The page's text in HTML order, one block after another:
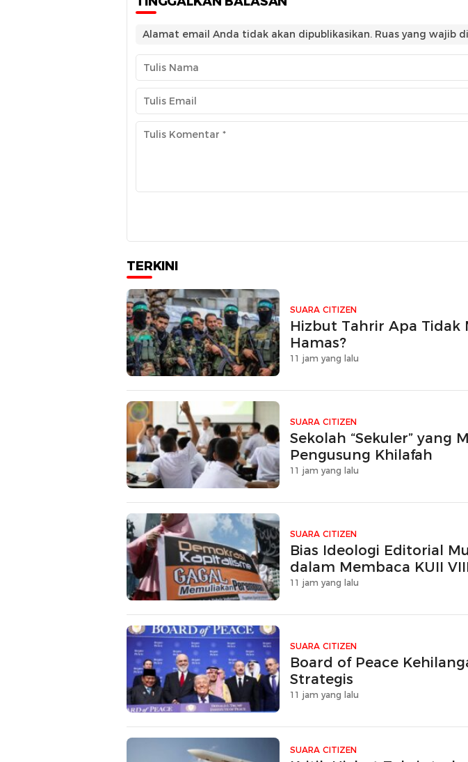
Alamat email Anda tidak akan dipublikasikan. Ruas yang wajib
TERKINI
SUARA CITIZEN
Hizbut Tahrir Apa Tidak
Hamas?
11 jam yang lalu
SUARA CITIZEN
Sekolah “Sekuler” yang
Pengusung Khilafah
11 jam yang lalu
SUARA CITIZEN
Bias Ideologi Editorial
dalam Membaca KUII
11 jam yang lalu
SUARA CITIZEN
Board of Peace
Strategis
11 jam yang lalu
SUARA CITIZEN